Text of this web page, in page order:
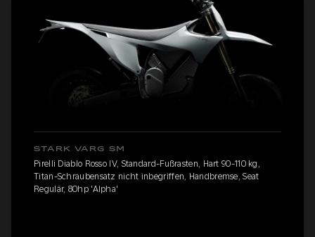
STARK VARG SM
Pirelli Diablo Rosso IV, Standard-Fußrasten, Hart 90-110 kg,
Titan-Schraubensatz nicht inbegriffen, Handbremse, Seat
Regulär, 80hp 'Alpha'